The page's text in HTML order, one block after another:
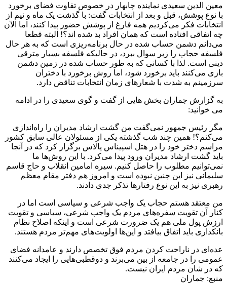
معین الدین سعیدی نماینده چابهار در خصوص تفاوت فضای برخورد
با نوع پوشش، قبل و بعد از انتخابات گفت: با گذشت یک ماه و نیم از
انتخابات فکر می‌کردیم همه فارغ از پوشش حضور پیدا کنند، اما الآن
چه اتفاقی افتاده است که همان افراد بد شده اند؟! البته قطعا
می‌دانم دشمن حساب شده در حال برنامه‌ریزی است که به هر حال
فلسفه حجاب را زیر سوال ببرد، در حالیکه فلسفه بسیار مترقی
دینی است. لذا با کسانی که به طور حساب شده در زمین دشمن
بازی می‌کنند باید برخورد شود، اما روش برخورد با دختران
سرزمینم به شدت با شعارهای زمان انتخابات تناقض دارد.
به گزارش جماران بخش هایی از گفت و گوی سعیدی را در ادامه
می خوانید:
مگر رئیس جمهور نمی‌گفت من گشت ارشاد مدیران را راه‌اندازی
می‌کنم؟! همین چند شب گذشته یکی از مسئولان عالی سابق کشور
مراسم دختر خود را در هتل اسپیناس پالاس برگزار کرد که در آنجا
باید گشت ارشاد مدیران ورود پیدا می‌کرد. با این روش‌ها ما
نمی‌توانیم مطلوب را حاصل کنیم. سیره امامین انقلاب و حاج قاسم
سلیمانی نیز این چنین نبوده است و امروز هم دفتر مقام معظم
رهبری نیز به این نوع رفتارها تذکر جدی دادند.
من معتقد هستم حجاب یک واجب شرعی و سیاسی است اما در
کنار آن تقویت سفره‌های مردم یک واجب شرعی، سیاسی و تقویت
ارزش پول ملی هم یک ضرورت شرعی است و اینکه اصلاح نظام
بانکداری باید اتفاق بیافتد و این‌ها اولویت‌های مهم‌تر مردم هستند.
عده‌ای در ناراحت کردن مردم فوق تخصص دارند و عامدانه فضای
عمومی را در جامعه از بین می‌برند و دوقطبی‌هایی را ایجاد می‌کنند
که در شان مردم ایران نیست.
منبع: جماران